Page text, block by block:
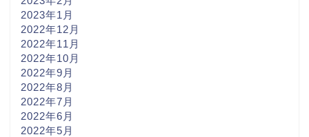
2023年1月
2022年12月
2022年11月
2022年10月
2022年9月
2022年8月
2022年7月
2022年6月
2022年5月